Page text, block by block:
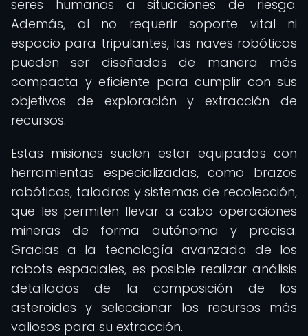
seres humanos a situaciones de riesgo.
Además, al no requerir soporte vital ni
espacio para tripulantes, las naves robóticas
pueden ser diseñadas de manera más
compacta y eficiente para cumplir con sus
objetivos de exploración y extracción de
recursos.
Estas misiones suelen estar equipadas con
herramientas especializadas, como brazos
robóticos, taladros y sistemas de recolección,
que les permiten llevar a cabo operaciones
mineras de forma autónoma y precisa.
Gracias a la tecnología avanzada de los
robots espaciales, es posible realizar análisis
detallados de la composición de los
asteroides y seleccionar los recursos más
valiosos para su extracción.